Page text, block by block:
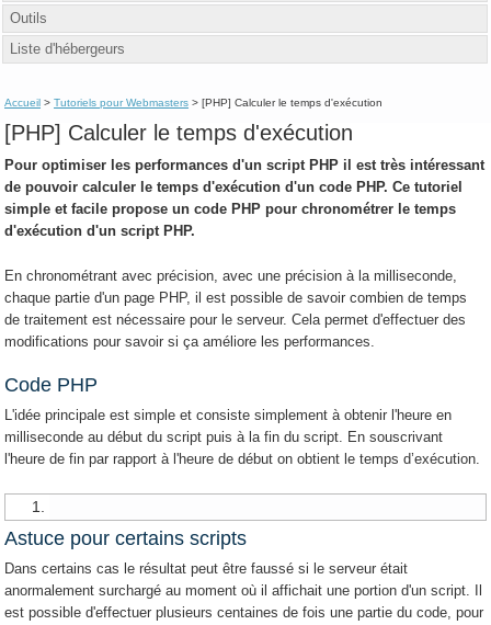
Outils
Liste d'hébergeurs
Accueil >Tutoriels pour Webmasters > [PHP] Calculer le temps d'exécution
[PHP] Calculer le temps d'exécution
Pour optimiser les performances d'un script PHP il est très intéressant
de pouvoir calculer le temps d'exécution d'un code PHP. Ce tutoriel
simple et facile propose un code PHP pour chronométrer le temps
d'exécution d'un script PHP.
En chronométrant avec précision, avec une précision à la milliseconde,
chaque partie d'un page PHP, il est possible de savoir combien de temps
de traitement est nécessaire pour le serveur. Cela permet d'effectuer des
modifications pour savoir si ça améliore les performances.
Code PHP
L'idée principale est simple et consiste simplement à obtenir l'heure en
milliseconde au début du script puis à la fin du script. En souscrivant
l'heure de fin par rapport à l'heure de début on obtient le temps d’exécution.
Astuce pour certains scripts
Dans certains cas le résultat peut être faussé si le serveur était
anormalement surchargé au moment où il affichait une portion d'un script. Il
est possible d'effectuer plusieurs centaines de fois une partie du code, pour